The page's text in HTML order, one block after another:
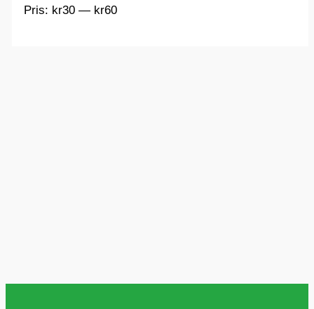
iaPris: kr30 — kr60